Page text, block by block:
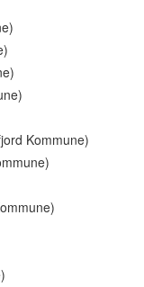
Kommune)